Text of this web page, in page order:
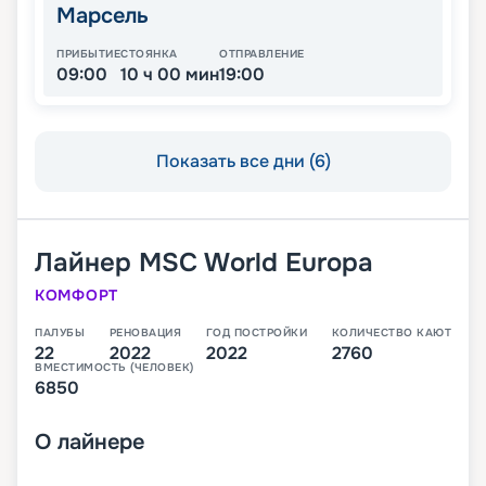
Марсель
ПРИБЫТИЕ
09:00
СТОЯНКА
10 ч 00 мин
ОТПРАВЛЕНИЕ
19:00
Показать все дни (6)
Лайнер MSC World Europa
КОМФОРТ
ПАЛУБЫ
22
РЕНОВАЦИЯ
2022
ГОД ПОСТРОЙКИ
2022
КОЛИЧЕСТВО КАЮТ
2760
ВМЕСТИМОСТЬ (ЧЕЛОВЕК)
6850
О лайнере